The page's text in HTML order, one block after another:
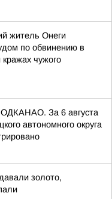
житель Онеги
по обвинению в
чужого
За 6 августа
автономного округа
золото,